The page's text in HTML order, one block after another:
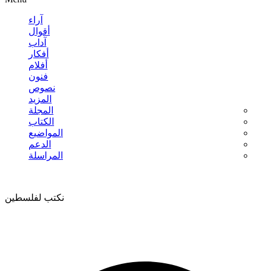
آراء
أقوال
آداب
أفكار
أفلام
فنون
نصوص
المزيد
المجلة
الكتاب
المواضيع
الدعم
المراسلة
نكتب لفلسطين